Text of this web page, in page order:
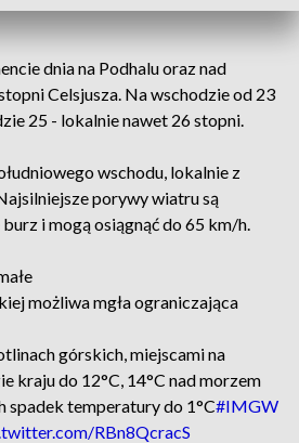
dnia na Podhalu oraz nad
Celsjusza. Na wschodzie od 23
25 - lokalnie nawet 26 stopni.
wschodu, lokalnie z
porywy wiatru są
i mogą osiągnąć do 65 km/h.
możliwa mgła ograniczająca
górskich, miejscami na
kraju do 12°C, 14°C nad morzem
temperatury do 1°C#IMGW
RBn8QcracS